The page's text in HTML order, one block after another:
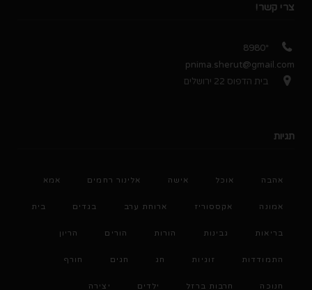
צרי קשר!
*8980
pnima.sherut@gmail.com
בית הדפוס 22 ירושלים
תגיות
אהבה אוכל אישה אלינור רחמים אמא
אמונה אקססוריז ארוחת ערב בגדים בית
בריאות גבינות הורות הורים הריון
התמודדות זוגיות חג חגים חורף
חנוכה חרבות ברזל ילדים יצירה